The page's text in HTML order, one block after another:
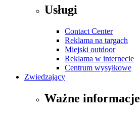
Usługi
Contact Center
Reklama na targach
Miejski outdoor
Reklama w internecie
Centrum wysyłkowe
Zwiedzający
Ważne informacje